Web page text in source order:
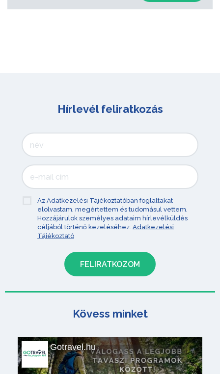
Hírlevél feliratkozás
Az Adatkezelési Tájékoztatóban foglaltakat
elolvastam, megértettem és tudomásul vettem.
Hozzájárulok személyes adataim hírlevélküldés
céljából történő kezeléséhez. Adatkezelési
Tájékoztató
Kövess minket
Gotravel.hu